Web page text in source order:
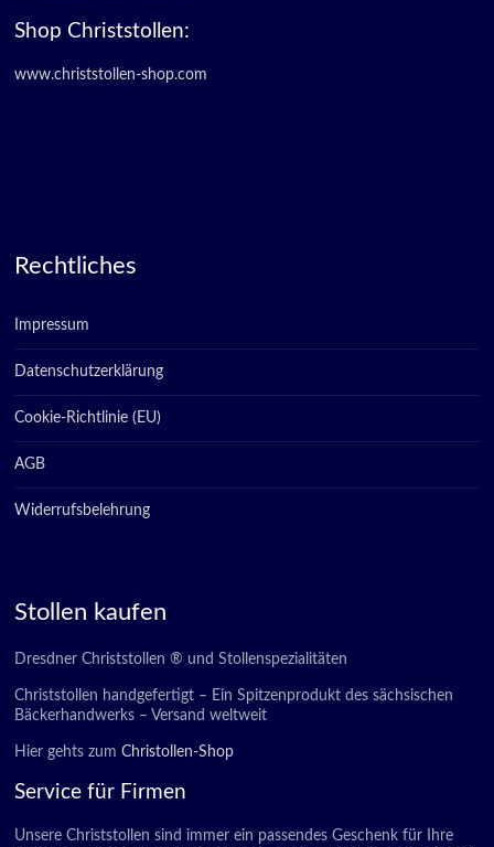
Shop Christstollen:
www.christstollen-shop.com
Rechtliches
Impressum
Datenschutzerklärung
Cookie-Richtlinie (EU)
AGB
Widerrufsbelehrung
Stollen kaufen
Dresdner Christstollen ® und Stollenspezialitäten
Christstollen handgefertigt – Ein Spitzenprodukt des sächsischen
Bäckerhandwerks – Versand weltweit
Hier gehts zumChristollen-Shop
Service für Firmen
Unsere Christstollen sind immer ein passendes Geschenk für Ihre